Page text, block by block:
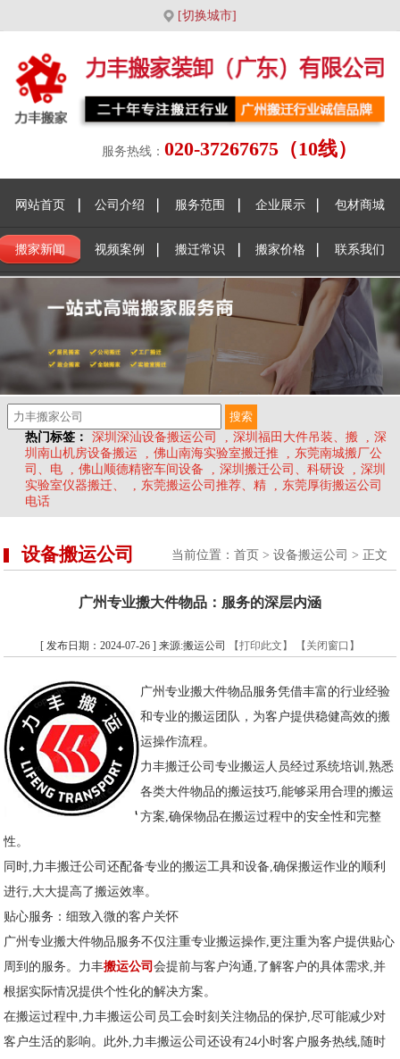
[切换城市]
服务热线： 020-37267675（10线）
网站首页 公司介绍 服务范围 企业展示 包材商城
搬家新闻 视频案例 搬迁常识 搬家价格 联系我们
热门标签： 深圳深汕设备搬运公司 , 深圳福田大件吊装、搬 , 深
圳南山机房设备搬运
, 佛山南海实验室搬迁推 , 东莞南城搬厂公
司、电
, 佛山顺德精密车间设备 , 深圳搬迁公司、科研设 , 深圳
实验室仪器搬迁、
, 东莞搬运公司推荐、精 , 东莞厚街搬运公司
电话
设备搬运公司 当前位置： 首页 > 设备搬运公司 > 正文
广州专业搬大件物品：服务的深层内涵
[ 发布日期：2024-07-26 ] 来源:搬运公司 【打印此文】 【关闭窗口】
广州专业搬大件物品服务凭借丰富的行业经验
和专业的搬运团队，为客户提供稳健高效的搬
运操作流程。
力丰搬迁公司专业搬运人员经过系统培训,熟悉
各类大件物品的搬运技巧,能够采用合理的搬运
方案,确保物品在搬运过程中的安全性和完整
性。
同时,力丰搬迁公司还配备专业的搬运工具和设备,确保搬运作业的顺利
进行,大大提高了搬运效率。
贴心服务：细致入微的客户关怀
广州专业搬大件物品服务不仅注重专业搬运操作,更注重为客户提供贴心
周到的服务。力丰搬运公司会提前与客户沟通,了解客户的具体需求,并
根据实际情况提供个性化的解决方案。
在搬运过程中,力丰搬运公司员工会时刻关注物品的保护,尽可能减少对
客户生活的影响。此外,力丰搬运公司还设有24小时客户服务热线,随时